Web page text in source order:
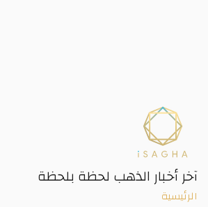
آخر أخبار الذهب لحظة بلحظة
الرئيسية